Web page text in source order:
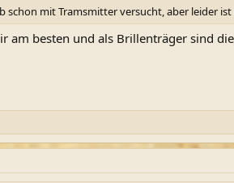
mit Tramsmitter versucht, aber leider
am besten und als Brillenträger sind